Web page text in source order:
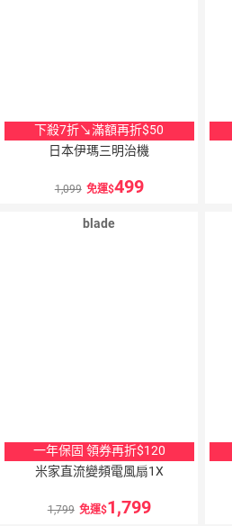
下殺7折↘滿額再折$50
日本伊瑪三明治機
1,099 免運 499
blade
一年保固 領券再折$120
米家直流變頻電風扇1X
1,799 免運 1,799